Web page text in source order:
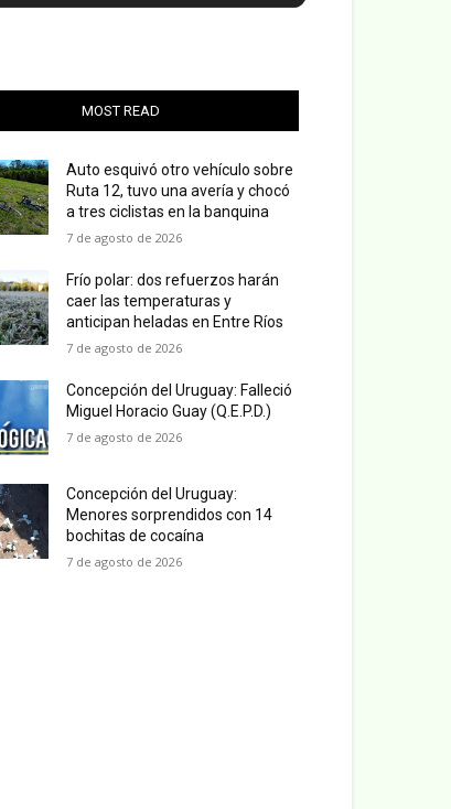
MOST READ
Auto esquivó otro vehículo sobre
Ruta 12, tuvo una avería y chocó
a tres ciclistas en la banquina
7 de agosto de 2026
Frío polar: dos refuerzos harán
caer las temperaturas y
anticipan heladas en Entre Ríos
7 de agosto de 2026
Concepción del Uruguay: Falleció
Miguel Horacio Guay (Q.E.P.D.)
7 de agosto de 2026
Concepción del Uruguay:
Menores sorprendidos con 14
bochitas de cocaína
7 de agosto de 2026